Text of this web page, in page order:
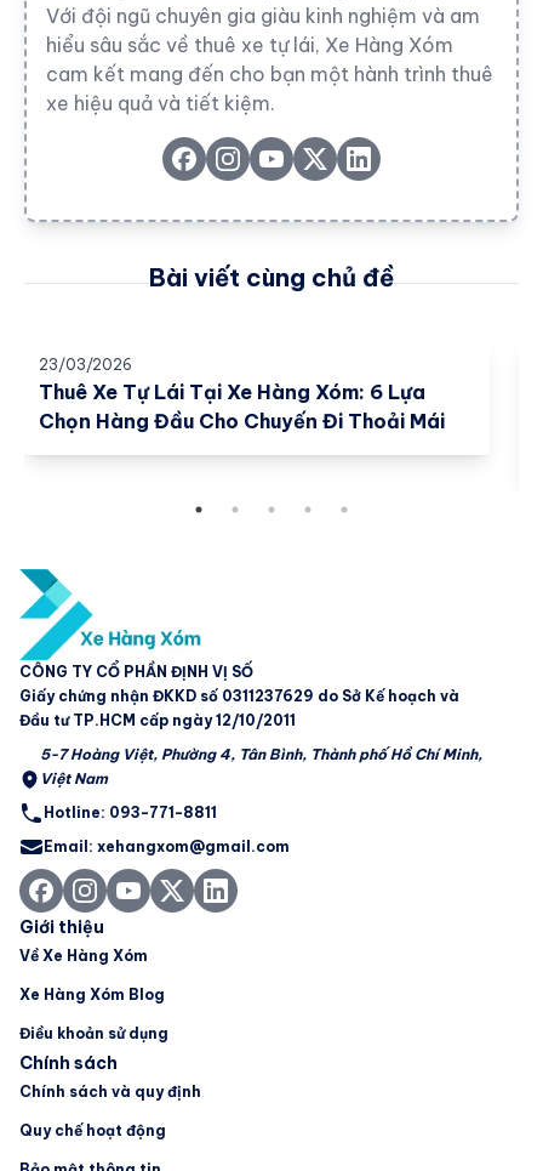
Với đội ngũ chuyên gia giàu kinh nghiệm và am
hiểu sâu sắc về thuê xe tự lái, Xe Hàng Xóm
cam kết mang đến cho bạn một hành trình thuê
xe hiệu quả và tiết kiệm.
Bài viết cùng chủ đề
23/03/2026
Thuê Xe Tự Lái Tại Xe Hàng Xóm: 6 Lựa
Chọn Hàng Đầu Cho Chuyến Đi Thoải Mái
CÔNG TY CỔ PHẦN ĐỊNH VỊ SỐ
Giấy chứng nhận ĐKKD số 0311237629 do Sở Kế hoạch và
Đầu tư TP.HCM cấp ngày 12/10/2011
5-7 Hoàng Việt, Phường 4, Tân Bình, Thành phố Hồ Chí Minh,
Việt Nam
Hotline: 093-771-8811
Email: xehangxom@gmail.com
Giới thiệu
Về Xe Hàng Xóm
Xe Hàng Xóm Blog
Điều khoản sử dụng
Chính sách
Chính sách và quy định
Quy chế hoạt động